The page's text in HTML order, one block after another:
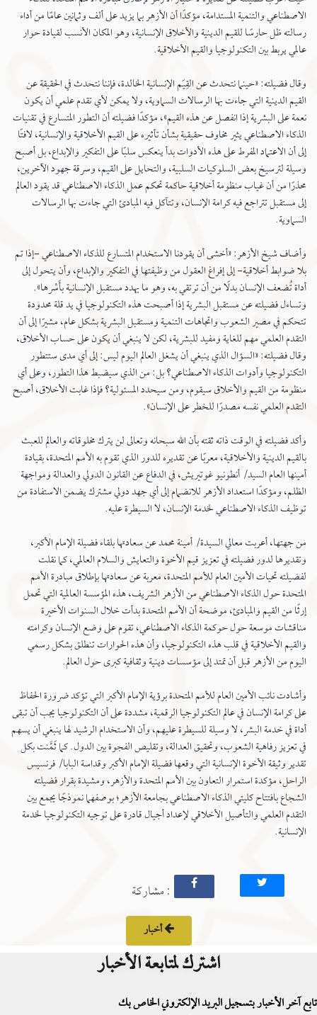
الاصطناعي والتنمية المستدامة، مؤكدًا أن الأزهر بما يزيد على ألف وثمانين عامًا من أداء
رسالته ظل حارسًا للقيم الدينية والأخلاق الإنسانية، وهو المكان الأنسب لقيادة حوار
عالمي يربط بين التكنولوجيا والقيم الأخلاقية.
وقال فضيلته: «حينما نتحدث عن القِيَم الإنسانية الخالدة، فإننا نتحدث في الحقيقة عن
القيم الدينية التي جاءت بها الرسالات السماوية، ولا يمكن لأي تقدم علمي أن يكون
نعمة على البشرية إذا انفصل عن هذه القيم»، مؤكدًا فضيلته أن التطور المتسارع في تقنيات
الذكاء الاصطناعي يثير مخاوف حقيقية بشأن تأثيره على القيم الأخلاقية والإنسانية، لافتًا
إلى أن الاعتماد المفرط على هذه الأدوات بدأ ينعكس سلبًا على التفكير والإبداع، بل أصبح
وسيلة لترسيخ بعض السلوكيات السلبية، والتحايل على القيم، وسرقة جهود الآخرين،
محذرًا من أن غياب منظومة أخلاقية حاكمة تحكم عمل الذكاء الاصطناعي قد يقود العالم
إلى مستقبل تتراجع فيه كرامة الإنسان، وتتآكل فيه المبادئ التي جاءت بها الرسالات
السماوية.
وأضاف شيخ الأزهر: «أخشى أن يقودنا الاستخدام المتسارع للذكاء الاصطناعي -إذا تم
بلا ضوابط أخلاقية- إلى إفراغ العقول من وظيفتها في التفكير والإبداع، وأن يتحول إلى
أداة تُضعف الإنسان بدلًا من أن ترتقي به، وهو ما يهدد مستقبل الإنسانية بأَسْرها».
وتساءل فضيلته عن مستقبل البشرية إذا أصبحت هذه التكنولوجيا في يد قلة محدودة
تتحكم في مصير الشعوب واتجاهات التنمية ومستقبل البشرية بشكل عام، مشيرًا إلى أن
التقدم العلمي مهم للغاية ومفيد للبشرية، لكن لا ينبغي أن يكون على حساب الأخلاق،
وقال فضيلته: «السؤال الذي ينبغي أن يشغل العالم اليوم ليس: إلى أي مدى ستتطور
التكنولوجيا وأدوات الذكاء الاصطناعي؟ بل: من الذي سيضبط هذا التطور، وعلى أي
منظومة من القيم والأخلاق سيقوم، ومن سيحدد المسئولية؟ فإذا غابت الأخلاق، أصبح
التقدم العلمي نفسه مصدرًا للخطر على الإنسان».
وأكد فضيلته في الوقت ذاته ثقته بأن الله سبحانه وتعالى لن يترك مخلوقاته والعالم للعبث
بالقيم الدينية والأخلاقية، معربًا عن تقديره للدور الذي تقوم به الأمم المتحدة، بقيادة
أمينها العام السيد/ أنطونيو غوتيريش، في الدفاع عن القانون الدولي والعدالة ومواجهة
الظلم، ومؤكدًا استعداد الأزهر للانضمام إلى أي جهد دولي مشترك يضمن الاستفادة من
توظيف الذكاء الاصطناعي لخدمة الإنسان، لا السيطرة عليه.
من جهتها، أعربت معالي السيدة/ أمينة محمد عن سعادتها بلقاء فضيلة الإمام الأكبر،
وتقديرها لدور فضيلته في تعزيز قيم الأخوة والتعايش والسلام العالمي، كما نقلت
لفضيلته تحيات الأمين العام للأمم المتحدة، معربة عن سعادتها بإطلاق مبادرة الأمم
المتحدة حول الذكاء الاصطناعي من الأزهر الشريف، هذه المؤسسة العالمية التي تحمل
إرثًا من القيم والمبادئ، موضحة أن الأمم المتحدة بدأت خلال السنوات الأخيرة
مناقشات موسعة حول حوكمة الذكاء الاصطناعي، تقوم على وضع الإنسان وكرامته
والقيم الأخلاقية في قلب هذه التكنولوجيا، وأن هذه الحوارات تنطلق بشكل رسمي
اليوم من الأزهر قبل أن تمتد إلى مؤسسات دينية وثقافية كبرى حول العالم.
وأشادت نائب الأمين العام للأمم المتحدة برؤية الإمام الأكبر التي تؤكد ضرورة الحفاظ
على كرامة الإنسان في عالم التكنولوجيا الرقمية، مشددة على أن التكنولوجيا يجب أن تبقى
أداة في خدمة البشر، لا وسيلة للسيطرة عليهم، وأن الاستخدام الرشيد لها ينبغي أن يسهم
في تعزيز رفاهية الشعوب، وتحقيق العدالة، وتقليص الفجوة بين الدول. كما ثَمَّنت بكل
تقدير وثيقة الأخوة الإنسانية التي وقعها فضيلة الإمام الأكبر وقداسة البابا/ فرنسيس
الراحل، مؤكدة استمرار التعاون بين الأمم المتحدة والأزهر، ومشيدة بقرار فضيلته
الشجاع بافتتاح كليتي الذكاء الاصطناعي بجامعة الأزهر؛ بوصفهما نموذجًا يجمع بين
التقدم العلمي والتأصيل الأخلاقي لإعداد أجيال قادرة على توجيه التكنولوجيا لخدمة
الإنسانية.
: مشاركة
أخبار
اشترك لمتابعة الأخبار
تابع آخر الأخبار بتسجيل البريد الإلكتروني الخاص بك